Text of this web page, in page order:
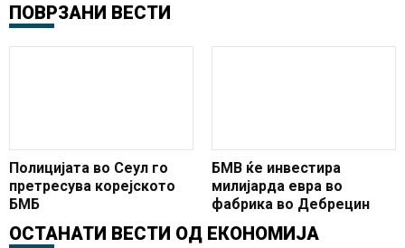
ПОВРЗАНИ ВЕСТИ
Полицијата во Сеул го
претресува корејското
БМБ
БМВ ќе инвестира
милијарда евра во
фабрика во Дебрецин
ОСТАНАТИ ВЕСТИ ОД ЕКОНОМИЈА